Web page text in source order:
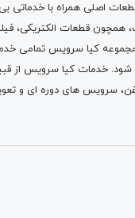
اصلی همراه با خدماتی
همچون قطعات الکتریکی،
مجموعه کیا سرویس تمامی
شود. خدمات کیا سرویس از
، سرویس های دوره ای و